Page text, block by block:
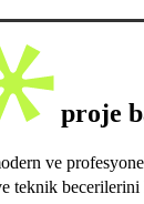
proje
ve
teknik becerilerini